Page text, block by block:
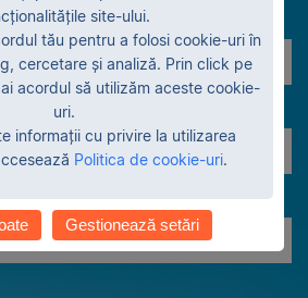
site-ului.
tău pentru a folosi cookie-uri în
cercetare și analiză. Prin click pe
acordul să utilizăm aceste cookie-
uri.
informații cu privire la utilizarea
Politica de cookie-uri.
Gestionează setări